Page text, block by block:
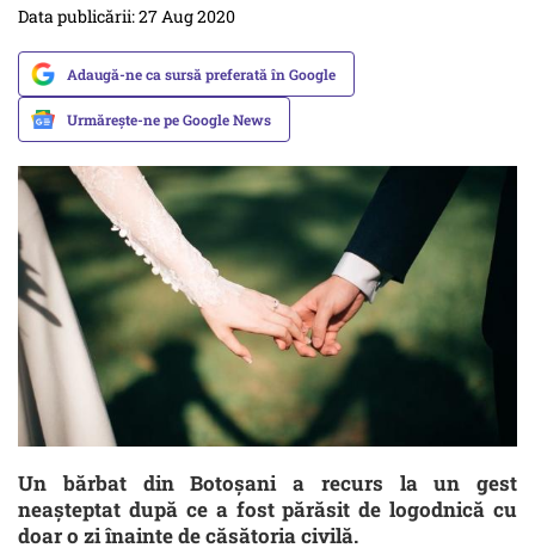
Data publicării: 27 Aug 2020
Adaugă-ne ca sursă preferată în Google
Urmărește-ne pe Google News
Un bărbat din Botoșani a recurs la un gest
neașteptat după ce a fost părăsit de logodnică cu
doar o zi înainte de căsătoria civilă.